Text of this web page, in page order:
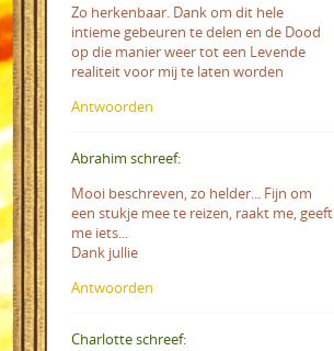
Zo herkenbaar. Dank om dit hele
intieme gebeuren te delen en de Dood
op die manier weer tot een Levende
realiteit voor mij te laten worden
Antwoorden
Abrahim schreef:
Mooi beschreven, zo helder... Fijn om
een stukje mee te reizen, raakt me, geeft
me iets...
Dank jullie
Antwoorden
Charlotte schreef: